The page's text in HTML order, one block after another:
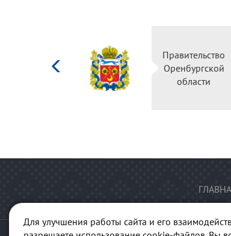
культуры
Российской
федерации
Для улучшения работы сайта и его